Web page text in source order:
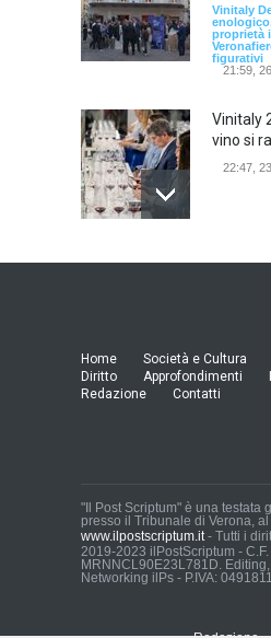
Vinitaly
proprietà
figurativi
21:59,
Vinitaly
vino si
22:47,
Model
21:25,
Verona
In
L'Uomo
Home Società e Cultura
Diritto
Approfondimenti
Redazione
Contatti
"Il Post Scriptum" è una testata
presso il Tribunale di Verona,
www.ilpostscriptum.it - Tutti i
2019-2023 ilPostScriptum - C.F.
MRNNCL90E23L781D.
Networking ilPs - P.IVA: